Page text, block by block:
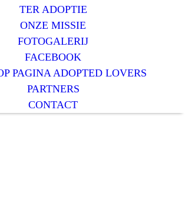
TER ADOPTIE
ONZE MISSIE
FOTOGALERIJ
FACEBOOK
PAGINA ADOPTED LOVERS
PARTNERS
CONTACT